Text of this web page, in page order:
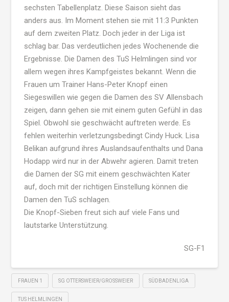
sechsten Tabellenplatz. Diese Saison sieht das
anders aus. Im Moment stehen sie mit 11:3 Punkten
auf dem zweiten Platz. Doch jeder in der Liga ist
schlag bar. Das verdeutlichen jedes Wochenende die
Ergebnisse. Die Damen des TuS Helmlingen sind vor
allem wegen ihres Kampfgeistes bekannt. Wenn die
Frauen um Trainer Hans-Peter Knopf einen
Siegeswillen wie gegen die Damen des SV Allensbach
zeigen, dann gehen sie mit einem guten Gefühl in das
Spiel. Obwohl sie geschwächt auftreten werde. Es
fehlen weiterhin verletzungsbedingt Cindy Huck. Lisa
Belikan aufgrund ihres Auslandsaufenthalts und Dana
Hodapp wird nur in der Abwehr agieren. Damit treten
die Damen der SG mit einem geschwächten Kater
auf, doch mit der richtigen Einstellung können die
Damen den TuS schlagen.
Die Knopf-Sieben freut sich auf viele Fans und
lautstarke Unterstützung.
SG-F1
FRAUEN 1 SG OTTERSWEIER/GROSSWEIER SÜDBADENLIGA
TUS HELMLINGEN